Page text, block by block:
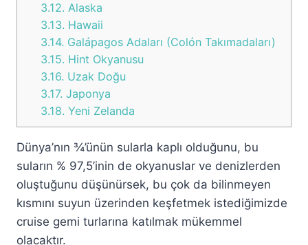
3.12. Alaska
3.13. Hawaii
3.14. Galápagos Adaları (Colón Takımadaları)
3.15. Hint Okyanusu
3.16. Uzak Doğu
3.17. Japonya
3.18. Yeni Zelanda
Dünya’nın ¾’ünün sularla kaplı olduğunu, bu
suların % 97,5’inin de okyanuslar ve denizlerden
oluştuğunu düşünürsek, bu çok da bilinmeyen
kısmını suyun üzerinden keşfetmek istediğimizde
cruise gemi turlarına katılmak mükemmel
olacaktır.